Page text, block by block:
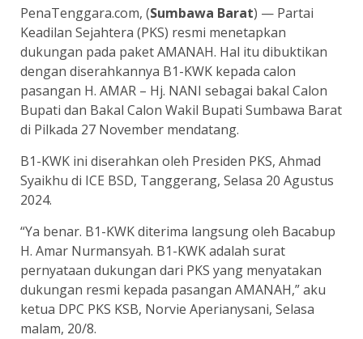
PenaTenggara.com, (Sumbawa Barat) — Partai
Keadilan Sejahtera (PKS) resmi menetapkan
dukungan pada paket AMANAH. Hal itu dibuktikan
dengan diserahkannya B1-KWK kepada calon
pasangan H. AMAR – Hj. NANI sebagai bakal Calon
Bupati dan Bakal Calon Wakil Bupati Sumbawa Barat
di Pilkada 27 November mendatang.
B1-KWK ini diserahkan oleh Presiden PKS, Ahmad
Syaikhu di ICE BSD, Tanggerang, Selasa 20 Agustus
2024.
“Ya benar. B1-KWK diterima langsung oleh Bacabup
H. Amar Nurmansyah. B1-KWK adalah surat
pernyataan dukungan dari PKS yang menyatakan
dukungan resmi kepada pasangan AMANAH,” aku
ketua DPC PKS KSB, Norvie Aperianysani, Selasa
malam, 20/8.